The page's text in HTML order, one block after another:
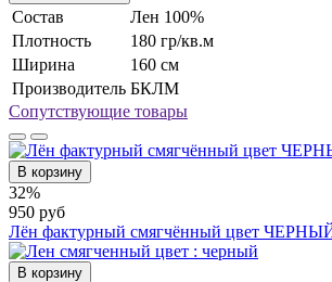
Состав
Лен 100%
Плотность
180 гр/кв.м
Ширина
160 см
Производитель БКЛМ
Сопутствующие товары
В корзину
32%
950 руб
Лён фактурный смягчённый цвет
В корзину